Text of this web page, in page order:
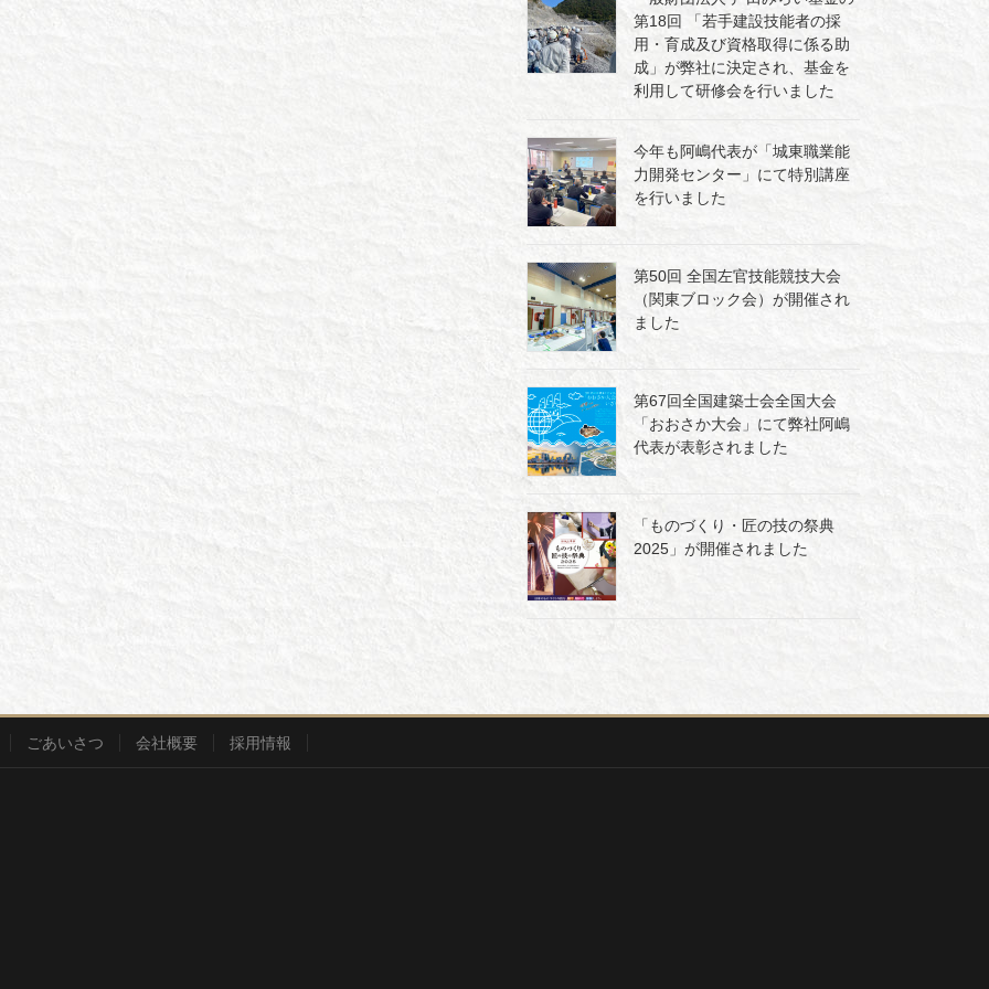
第18回 「若手建設技能者の採
用・育成及び資格取得に係る助
成」が弊社に決定され、基金を
利用して研修会を行いました
今年も阿嶋代表が「城東職業能
力開発センター」にて特別講座
を行いました
第50回 全国左官技能競技大会
（関東ブロック会）が開催され
ました
第67回全国建築士会全国大会
「おおさか大会」にて弊社阿嶋
代表が表彰されました
「ものづくり・匠の技の祭典
2025」が開催されました
ごあいさつ 会社概要 採用情報